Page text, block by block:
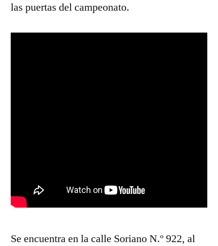
las puertas del campeonato.
Se encuentra en la calle Soriano N.º 922, al